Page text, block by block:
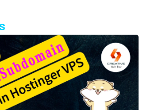
PagePagePage Page